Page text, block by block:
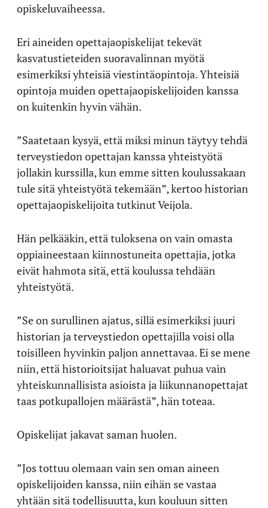
opiskeluvaiheessa.
Eri aineiden opettajaopiskelijat tekevät
kasvatustieteiden suoravalinnan myötä
esimerkiksi yhteisiä viestintäopintoja. Yhteisiä
opintoja muiden opettajaopiskelijoiden kanssa
on kuitenkin hyvin vähän.
”Saatetaan kysyä, että miksi minun täytyy tehdä
terveystiedon opettajan kanssa yhteistyötä
jollakin kurssilla, kun emme sitten koulussakaan
tule sitä yhteistyötä tekemään”, kertoo historian
opettajaopiskelijoita tutkinut Veijola.
Hän pelkääkin, että tuloksena on vain omasta
oppiaineestaan kiinnostuneita opettajia, jotka
eivät hahmota sitä, että koulussa tehdään
yhteistyötä.
”Se on surullinen ajatus, sillä esimerkiksi juuri
historian ja terveystiedon opettajilla voisi olla
toisilleen hyvinkin paljon annettavaa. Ei se mene
niin, että historioitsijat haluavat puhua vain
yhteiskunnallisista asioista ja liikunnanopettajat
taas potkupallojen määrästä”, hän toteaa.
Opiskelijat jakavat saman huolen.
”Jos tottuu olemaan vain sen oman aineen
opiskelijoiden kanssa, niin eihän se vastaa
yhtään sitä todellisuutta, kun kouluun sitten